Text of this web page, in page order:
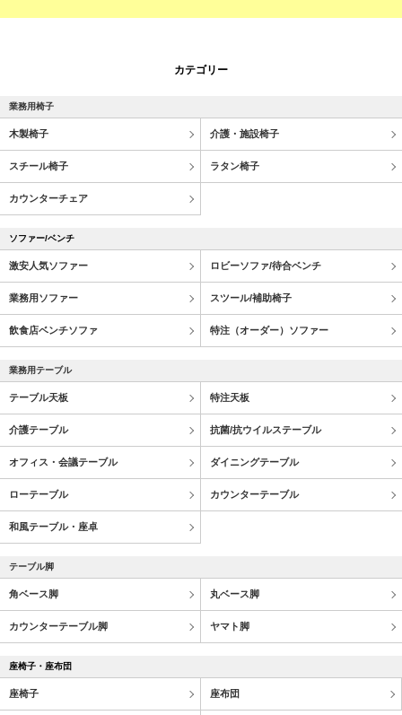
カテゴリー
業務用椅子
木製椅子 介護・施設椅子
スチール椅子 ラタン椅子
カウンターチェア
ソファー/ベンチ
激安人気ソファー ロビーソファ/待合ベンチ
業務用ソファー スツール/補助椅子
飲食店ベンチソファ 特注（オーダー）ソファー
業務用テーブル
テーブル天板 特注天板
介護テーブル 抗菌/抗ウイルステーブル
オフィス・会議テーブル ダイニングテーブル
ローテーブル カウンターテーブル
和風テーブル・座卓
テーブル脚
角ベース脚 丸ベース脚
カウンターテーブル脚 ヤマト脚
座椅子・座布団
座椅子 座布団